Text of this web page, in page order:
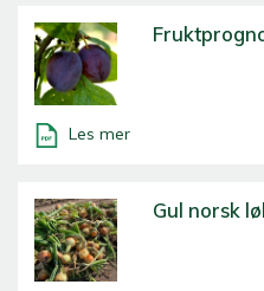
Les mer
Gul norsk